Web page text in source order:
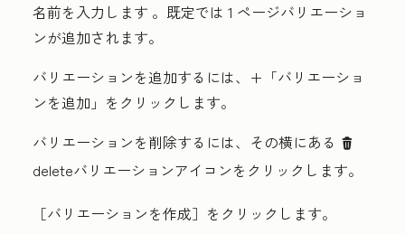
名前を入力します 。既定では 1 ページバリエーショ
ンが追加されます。
バリエーションを追加するには、 + 「バリエーショ
ンを追加」 をクリックします。
バリエーションを削除するには、その横にある delete
deleteバリエーションアイコンをクリックします。
［バリエーションを作成］ をクリックします。